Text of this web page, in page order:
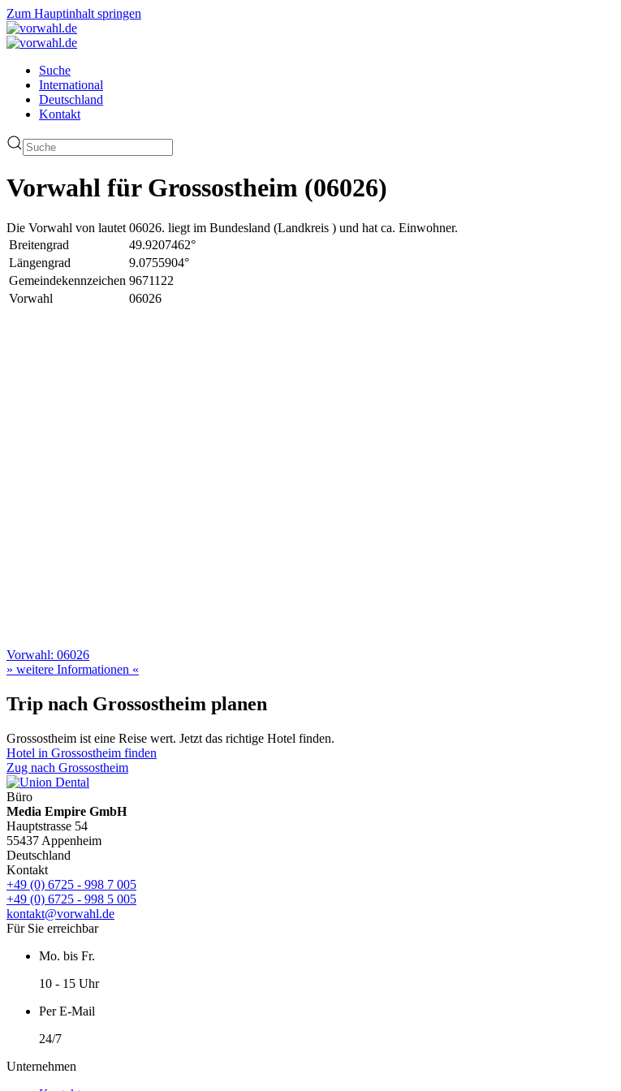
Zum Hauptinhalt springen
Suche
International
Deutschland
Kontakt
Vorwahl für Grossostheim (06026)
Die Vorwahl von lautet 06026. liegt im Bundesland (Landkreis ) und hat ca. Einwohner.
Breitengrad
49.9207462°
Längengrad
9.0755904°
Gemeindekennzeichen 9671122
Vorwahl
06026
Vorwahl: 06026
» weitere Informationen «
Trip nach Grossostheim planen
Grossostheim ist eine Reise wert. Jetzt das richtige Hotel finden.
Hotel in Grossostheim finden
Zug nach Grossostheim
Büro
Media Empire GmbH
Hauptstrasse 54
55437 Appenheim
Deutschland
Kontakt
+49 (0) 6725 - 998 7 005
+49 (0) 6725 - 998 5 005
kontakt@vorwahl.de
Für Sie erreichbar
Mo. bis Fr.
10 - 15 Uhr
Per E-Mail
24/7
Unternehmen